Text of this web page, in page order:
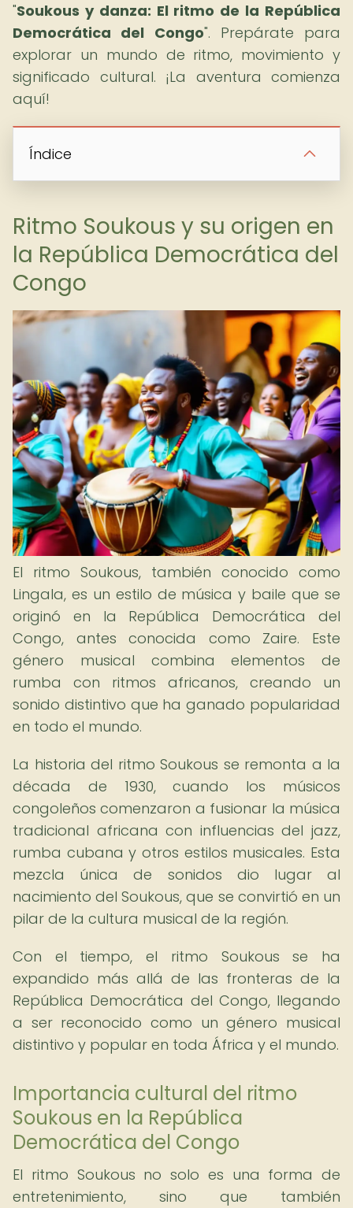
"Soukous y danza: El ritmo de la República
Democrática del Congo". Prepárate para
explorar un mundo de ritmo, movimiento y
significado cultural. ¡La aventura comienza
aquí!
Índice
Ritmo Soukous y su origen en
la República Democrática del
Congo
El ritmo Soukous, también conocido como
Lingala, es un estilo de música y baile que se
originó en la República Democrática del
Congo, antes conocida como Zaire. Este
género musical combina elementos de
rumba con ritmos africanos, creando un
sonido distintivo que ha ganado popularidad
en todo el mundo.
La historia del ritmo Soukous se remonta a la
década de 1930, cuando los músicos
congoleños comenzaron a fusionar la música
tradicional africana con influencias del jazz,
rumba cubana y otros estilos musicales. Esta
mezcla única de sonidos dio lugar al
nacimiento del Soukous, que se convirtió en un
pilar de la cultura musical de la región.
Con el tiempo, el ritmo Soukous se ha
expandido más allá de las fronteras de la
República Democrática del Congo, llegando
a ser reconocido como un género musical
distintivo y popular en toda África y el mundo.
Importancia cultural del ritmo
Soukous en la República
Democrática del Congo
El ritmo Soukous no solo es una forma de
entretenimiento, sino que también